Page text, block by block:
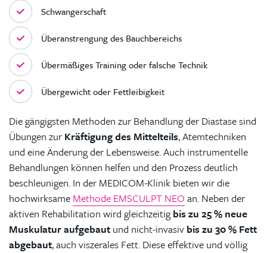
Schwangerschaft
Überanstrengung des Bauchbereichs
Übermäßiges Training oder falsche Technik
Übergewicht oder Fettleibigkeit
Die gängigsten Methoden zur Behandlung der Diastase sind
Übungen zurKräftigung des Mittelteils, Atemtechniken
und eine Änderung der Lebensweise. Auch instrumentelle
Behandlungen können helfen und den Prozess deutlich
beschleunigen. In der MEDICOM-Klinik bieten wir die
hochwirksame Methode EMSCULPT NEO an. Neben der
aktiven Rehabilitation wird gleichzeitigbis zu 25 % neue
Muskulatur aufgebaut und nicht-invasiv bis zu 30 % Fett
abgebaut, auch viszerales Fett. Diese effektive und völlig